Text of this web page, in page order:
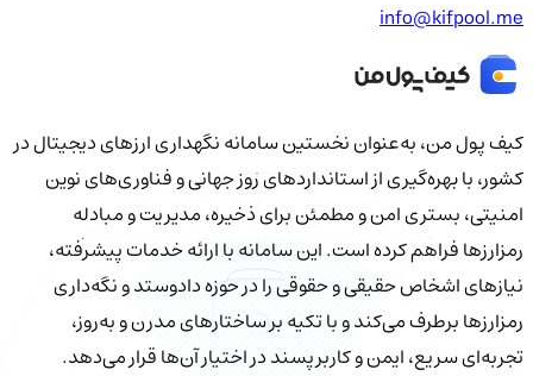
info@kifpool.me
کیف‌ پول من، به‌عنوان نخستین سامانه نگهداری ارزهای دیجیتال در
کشور، با بهره‌گیری از استانداردهای روز جهانی و فناوری‌های نوین
امنیتی، بستری امن و مطمئن برای ذخیره، مدیریت و مبادله
رمزارزها فراهم کرده است. این سامانه با ارائه خدمات پیشرفته،
نیازهای اشخاص حقیقی و حقوقی را در حوزه دادوستد و نگه‌داری
رمزارزها برطرف می‌کند و با تکیه بر ساختارهای مدرن و به‌روز،
تجربه‌ای سریع، ایمن و کاربرپسند در اختیار آن‌ها قرار می‌دهد.